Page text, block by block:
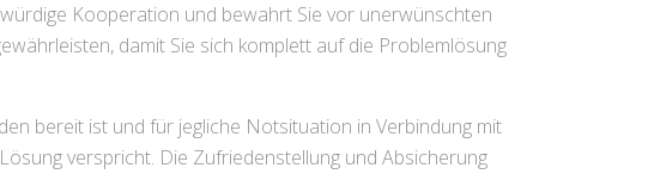
Kooperation und bewahrt Sie vor unerwünschten
damit Sie sich komplett auf die Problemlösung
bereit ist und für jegliche Notsituation in Verbindung mit
verspricht. Die Zufriedenstellung und Absicherung